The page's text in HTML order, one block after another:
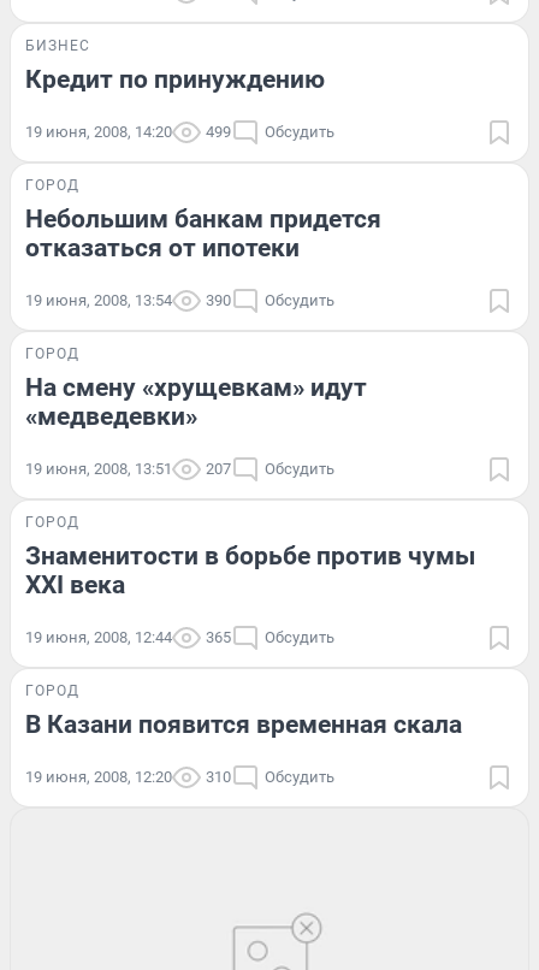
БИЗНЕС
Кредит по принуждению
19 июня, 2008, 14:20 499 Обсудить
ГОРОД
Небольшим банкам придется
отказаться от ипотеки
19 июня, 2008, 13:54 390 Обсудить
ГОРОД
На смену «хрущевкам» идут
«медведевки»
19 июня, 2008, 13:51 207 Обсудить
ГОРОД
Знаменитости в борьбе против чумы
XXI века
19 июня, 2008, 12:44 365 Обсудить
ГОРОД
В Казани появится временная скала
19 июня, 2008, 12:20 310 Обсудить